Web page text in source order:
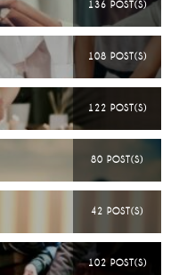
136 POST(S)
108 POST(S)
122 POST(S)
80 POST(S)
42 POST(S)
102 POST(S)